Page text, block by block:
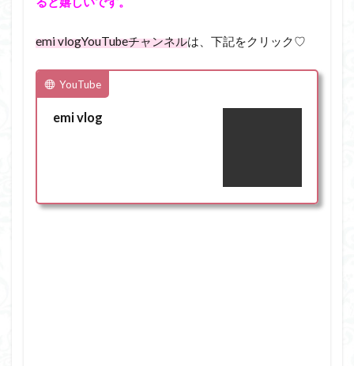
emi vlogYouTubeチャンネルは、下記をクリック♡
YouTube
emi vlog